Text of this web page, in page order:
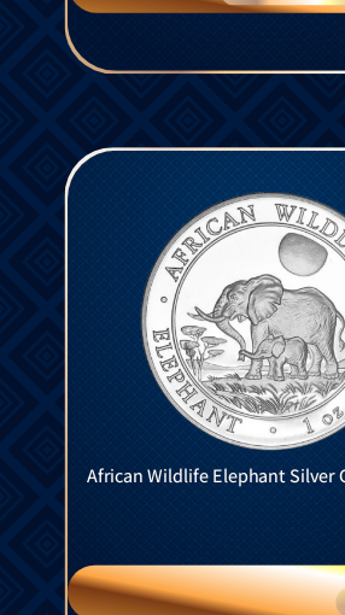
African Wildlife Elephant Silver